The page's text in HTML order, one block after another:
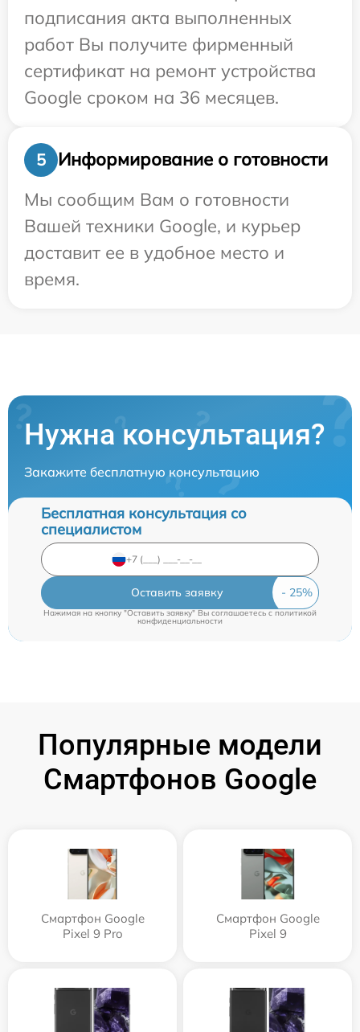
подписания акта выполненных
работ Вы получите фирменный
сертификат на ремонт устройства
Google сроком на 36 месяцев.
5
Информирование о готовности
Мы сообщим Вам о готовности
Вашей техники Google, и курьер
доставит ее в удобное место и
время.
Нужна консультация?
Закажите бесплатную консультацию
Бесплатная консультация со
специалистом
Оставить заявку
Нажимая на кнопку "Оставить заявку" Вы соглашаетесь cполитикой
конфиденциальности
Популярные модели
Смартфонов Google
Смартфон Google
Pixel 9 Pro
Смартфон Google
Pixel 9